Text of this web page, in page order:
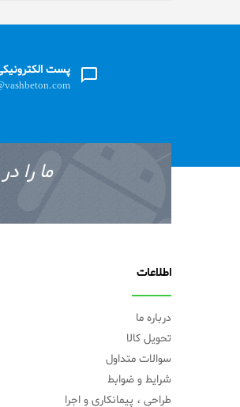
پست
ما را
اطلاعات
درباره ما
تحویل کالا
سوالات متداول
شرایط و ضوابط
طراحی ، پیمانکاری و اجرا